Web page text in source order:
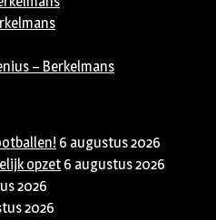
– Berkelmans
6 augustus 2026
opzet 6 augustus 2026
2026
2026